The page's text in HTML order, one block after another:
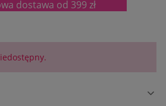
dostawa od 399 zł